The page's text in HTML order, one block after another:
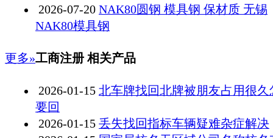
2026-07-20 NAK80圆钢 模具钢 保材质 无锡
NAK80模具钢
更多»工商注册 相关产品
2026-01-15 北车牌找回北牌被朋友占用很久
要回
2026-01-15 丢失找回指标车辆疑难杂症解决